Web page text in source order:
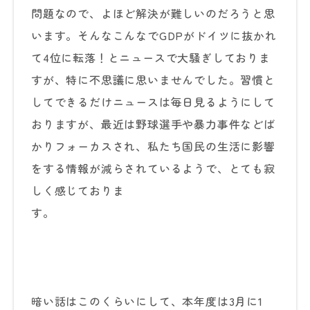
問題なので、よほど解決が難しいのだろうと思
います。そんなこんなでGDPがドイツに抜かれ
て4位に転落！とニュースで大騒ぎしておりま
すが、特に不思議に思いませんでした。習慣と
してできるだけニュースは毎日見るようにして
おりますが、最近は野球選手や暴力事件などば
かりフォーカスされ、私たち国民の生活に影響
をする情報が減らされているようで、とても寂
しく感じておりま
す。
暗い話はこのくらいにして、本年度は3月に1